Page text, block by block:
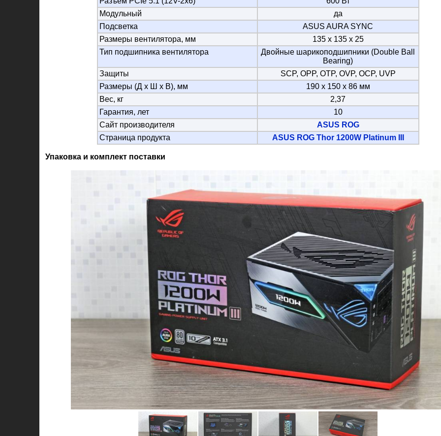
Модульный
да
Подсветка
ASUS AURA SYNC
Размеры вентилятора, мм
135 х 135 х 25
Тип подшипника вентилятора
Двойные шарикоподшипники (Double Ball
Bearing)
Защиты
SCP, OPP, OTP, OVP, OCP, UVP
Размеры (Д х Ш х В), мм
190 x 150 x 86 мм
Вес, кг
2,37
Гарантия, лет
10
Сайт производителя
ASUS ROG
Страница продукта
ASUS ROG Thor 1200W Platinum III
Упаковка и комплект поставки